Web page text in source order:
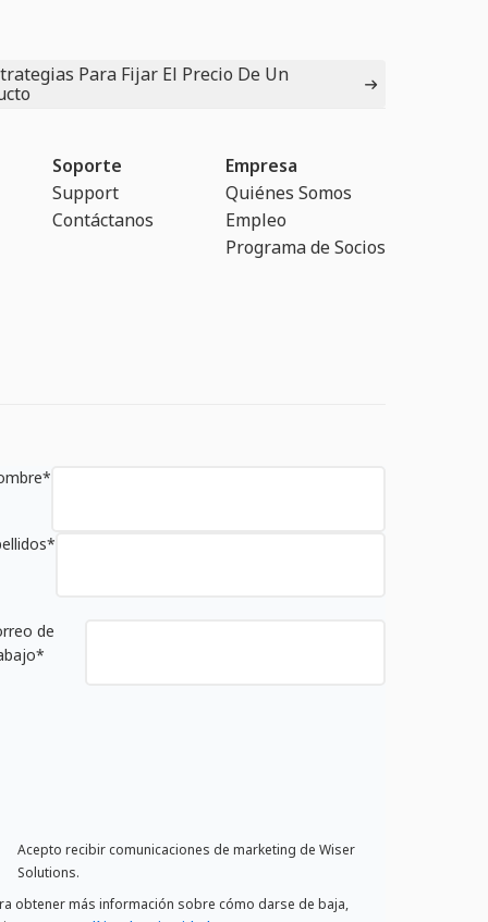
Para Fijar El Precio De Un
Soporte
Support
Contáctanos
Empresa
Quiénes Somos
Empleo
Programa de Socios
*
*
de
*
Acepto recibir comunicaciones de marketing de Wiser
Solutions.
obtener más información sobre cómo darse de baja,